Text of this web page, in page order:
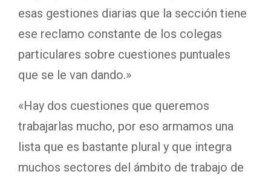
esas gestiones diarias que la sección tiene
ese reclamo constante de los colegas
particulares sobre cuestiones puntuales
que se le van dando.»
«Hay dos cuestiones que queremos
trabajarlas mucho, por eso armamos una
lista que es bastante plural y que integra
muchos sectores del ámbito de trabajo de